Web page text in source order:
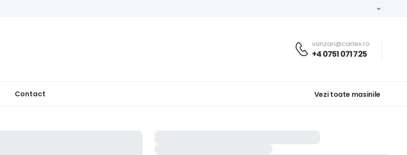
vanzari@carlex.ro
+4 0751 071 725
Contact Vezi toate masinile